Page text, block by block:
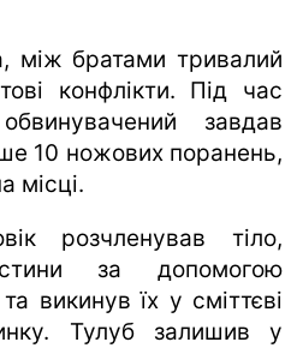
між братами тривалий
конфлікти. Під час
завдав
10 ножових поранень,
місці.
розчленував тіло,
за допомогою
викинув їх у сміттєві
Тулуб залишив у